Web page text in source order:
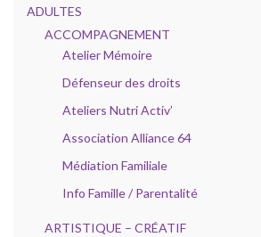
ADULTES
ACCOMPAGNEMENT
Atelier Mémoire
Défenseur des droits
Ateliers Nutri Activ’
Association Alliance 64
Médiation Familiale
Info Famille / Parentalité
ARTISTIQUE – CRÉATIF